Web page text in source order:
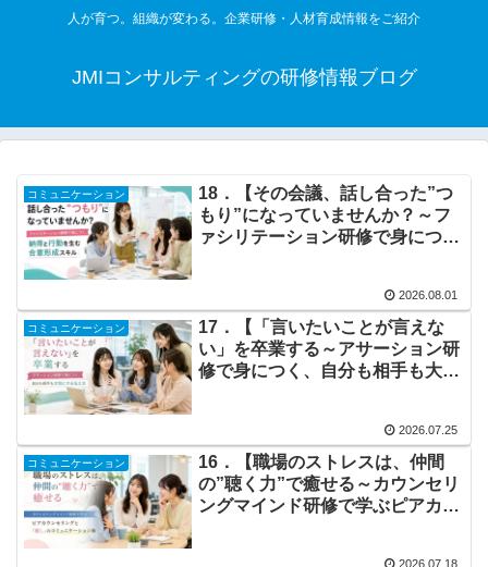
人が育つ。組織が変わる。企業研修・人材育成情報をご紹介
JMIコンサルティングの研修情報ブログ
コミュニケーション
18．【その会議、話し合った”つ
もり”になっていませんか？～フ
ァシリテーション研修で身につ
2026.08.01
コミュニケーション
17．【「言いたいことが言えな
い」を卒業する～アサーション研
修で身につく、自分も相手も大切
2026.07.25
コミュニケーション
16．【職場のストレスは、仲間
の”聴く力”で癒せる～カウンセリ
ングマインド研修で学ぶピアカウ
2026.07.18